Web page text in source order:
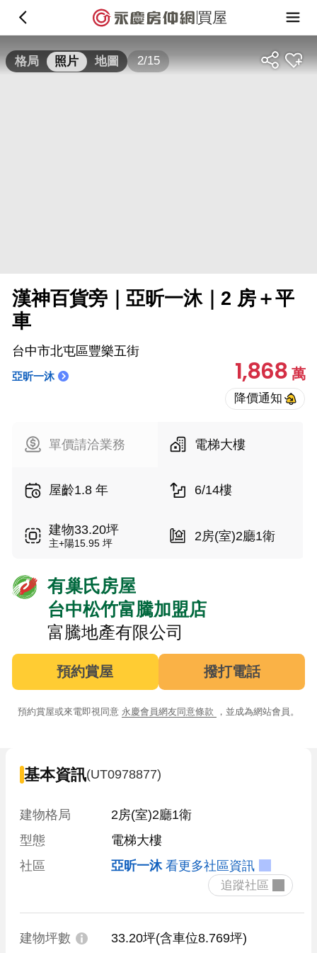
買屋
格局 照片 地圖 2/15
漢神百貨旁｜亞昕一沐｜2 房＋平
車
台中市北屯區豐樂五街
亞昕一沐 1,868萬
單價請洽業務 電梯大樓
屋齡1.8 年 6/14樓
建物33.20坪
主+陽15.95 坪 2房(室)2廳1衛
有巢氏房屋
台中松竹富騰加盟店
富騰地產有限公司
預約賞屋 撥打電話
預約賞屋或來電即視同意 永慶會員網友同意條款 ，並成為網站會員。
基本資訊(UT0978877)
建物格局
2房(室)2廳1衛
型態
電梯大樓
社區
亞昕一沐 看更多社區資訊
建物坪數 33.20坪(含車位8.769坪)